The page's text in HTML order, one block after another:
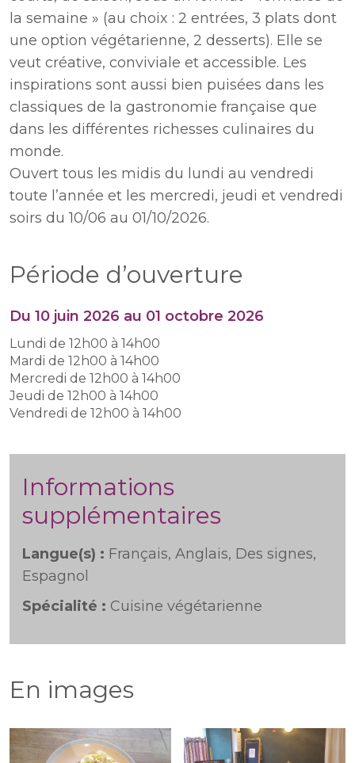
la semaine » (au choix : 2 entrées, 3 plats dont
une option végétarienne, 2 desserts). Elle se
veut créative, conviviale et accessible. Les
inspirations sont aussi bien puisées dans les
classiques de la gastronomie française que
dans les différentes richesses culinaires du
monde.
Ouvert tous les midis du lundi au vendredi
toute l’année et les mercredi, jeudi et vendredi
soirs du 10/06 au 01/10/2026.
Période d’ouverture
Du 10 juin 2026 au 01 octobre 2026
Lundi de 12h00 à 14h00
Mardi de 12h00 à 14h00
Mercredi de 12h00 à 14h00
Jeudi de 12h00 à 14h00
Vendredi de 12h00 à 14h00
Informations
supplémentaires
Langue(s) : Français, Anglais, Des signes,
Espagnol
Spécialité : Cuisine végétarienne
En images